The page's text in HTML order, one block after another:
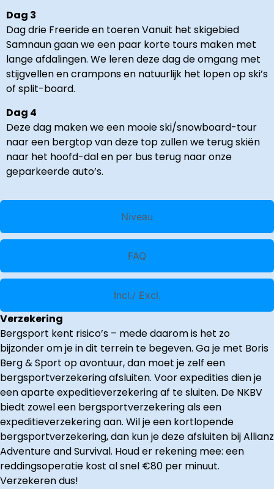
Niveau
FAQ
Incl./ Excl.
Dag 3
Dag drie Freeride en toeren Vanuit het skigebied
Samnaun gaan we een paar korte tours maken met
lange afdalingen. We leren deze dag de omgang met
stijgvellen en crampons en natuurlijk het lopen op ski’s
of split-board.
Dag 4
Deze dag maken we een mooie ski/snowboard-tour
naar een bergtop van deze top zullen we terug skiën
naar het hoofd-dal en per bus terug naar onze
geparkeerde auto’s.
Verzekering
Bergsport kent risico’s – mede daarom is het zo
bijzonder om je in dit terrein te begeven. Ga je met Boris
Berg & Sport op avontuur, dan moet je zelf een
bergsportverzekering afsluiten. Voor expedities dien je
een aparte expeditieverzekering af te sluiten. De NKBV
biedt zowel een bergsportverzekering als een
expeditieverzekering aan. Wil je een kortlopende
bergsportverzekering, dan kun je deze afsluiten bij Allianz
Adventure and Survival. Houd er rekening mee: een
reddingsoperatie kost al snel €80 per minuut.
Verzekeren dus!